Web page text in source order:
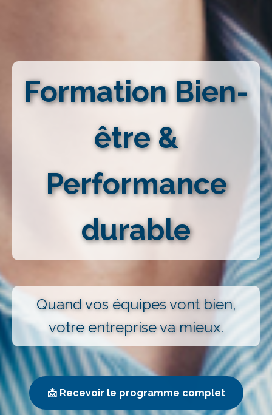
Formation Bien-
être &
Performance
durable
Quand vos équipes vont bien,
votre entreprise va mieux.
📩 Recevoir le programme complet